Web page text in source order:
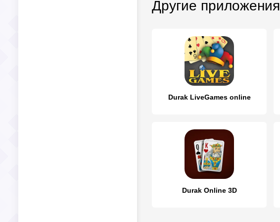
Другие приложения
Durak LiveGames online
Durak Online 3D